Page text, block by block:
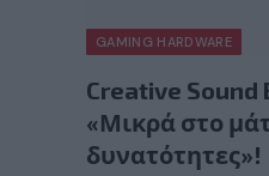
GAMING HARDWARE
Creative Sound
«Μικρά στο
δυνατότητες»!